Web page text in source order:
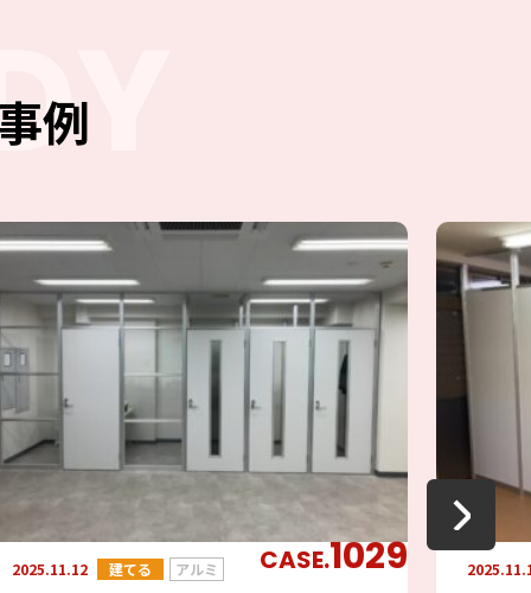
例
CASE.1029
2025.11.12 建てる アルミ